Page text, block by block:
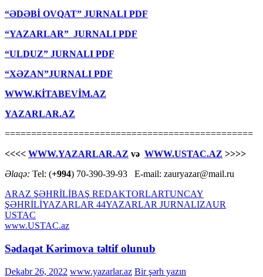
“ƏDƏBİ OVQAT” JURNALI PDF
“YAZARLAR” JURNALI PDF
“ULDUZ” JURNALI PDF
“XƏZAN”JURNALI PDF
WWW.KİTABEVİM.AZ
YAZARLAR.AZ
===============================================
<<<< WWW.YAZARLAR.AZ və WWW.USTAC.AZ >>>>
Əlaqə: Tel: (+994) 70-390-39-93 E-mail: zauryazar@mail.ru
ARAZ ŞƏHRİLİBAŞ REDAKTORLARTUNCAY
ŞƏHRİLİYAZARLAR 44YAZARLAR JURNALIZAUR
USTAC
www.USTAC.az
Sədaqət Kərimova təltif olunub
Dekabr 26, 2022 www.yazarlar.az Bir şərh yazın